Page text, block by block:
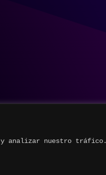
y analizar nuestro tráfico.